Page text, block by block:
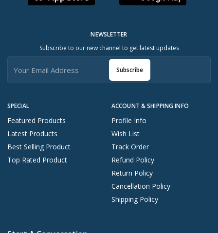
SPECIAL
Featured Products
Latest Products
Best Selling Product
Top Rated Product
ACCOUNT & SHIPPING INFO
Profile Info
Wish List
Track Order
Refund Policy
Return Policy
Cancellation Policy
Shipping Policy
NEWSLETTER
Subscribe to our new channel to get latest updates
Subscribe